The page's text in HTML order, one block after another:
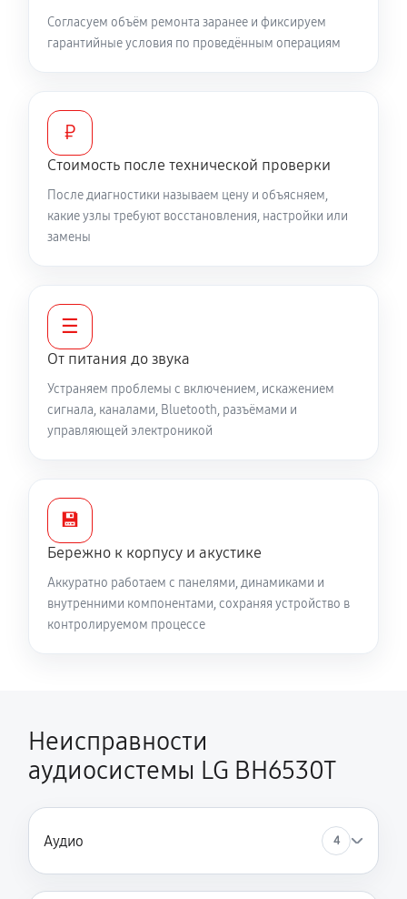
Согласуем объём ремонта заранее и фиксируем
гарантийные условия по проведённым операциям
₽
Стоимость после технической проверки
После диагностики называем цену и объясняем,
какие узлы требуют восстановления, настройки или
замены
☰
От питания до звука
Устраняем проблемы с включением, искажением
сигнала, каналами, Bluetooth, разъёмами и
управляющей электроникой
💾
Бережно к корпусу и акустике
Аккуратно работаем с панелями, динамиками и
внутренними компонентами, сохраняя устройство в
контролируемом процессе
Неисправности
аудиосистемы LG BH6530T
Аудио 4